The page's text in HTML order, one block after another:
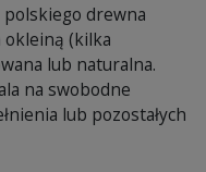
polskiego drewna
okleiną (kilka
lub naturalna.
na swobodne
lub pozostałych